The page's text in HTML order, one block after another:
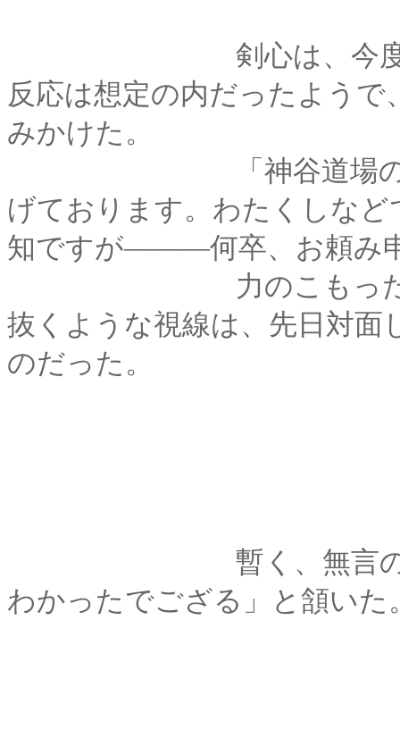
剣心は、今度こそ心
反応は想定の内だったよう
みかけた。
「神谷道場の緋村剣
げております。わたくしな
知ですが―――何卒、お頼み
力のこもった瞳が、
抜くような視線は、先日対面
のだった。
暫く、無言の時間が
わかったでござる」と頷いた